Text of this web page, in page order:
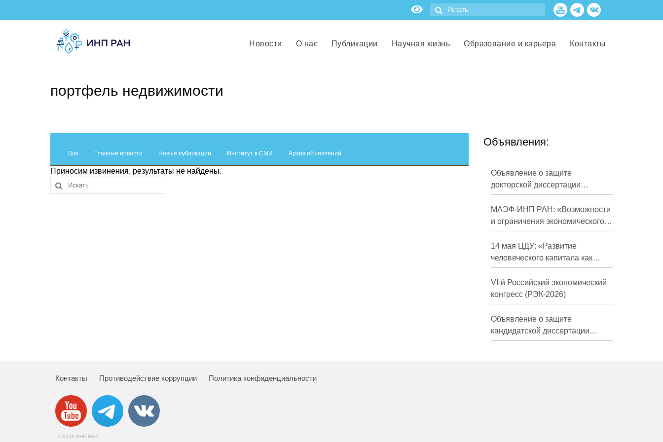
Новости О нас Публикации Научная жизнь Образование и карьера Контакты
портфель недвижимости
Все Главные новости Новые публикации Институт в СМИ Архив объявлений
Приносим извинения, результаты не найдены.
Объявления:
Объявление о защите
докторской диссертации
Кузнецова Михаила
Евгеньевича
МАЭФ-ИНП РАН: «Возможности
и ограничения экономического
развития России в средне- и
долгосрочной перспективе»
14 мая ЦДУ: «Развитие
человеческого капитала как
фактор экономического роста»
VI-й Российский экономический
конгресс (РЭК-2026)
Объявление о защите
кандидатской диссертации
Трындиной Николь Сергеевны
Контакты Противодействие коррупции Политика конфиденциальности
© 2026 ИНП РАН